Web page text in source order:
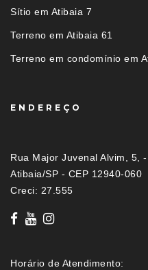
Sítio em Atibaia 7
Terreno em Atibaia 61
Terreno em condomínio em
ENDEREÇO
Rua Major Juvenal Alvim, 5,
Atibaia/SP - CEP 12940-060
Creci: 27.555
Horário de Atendimento: